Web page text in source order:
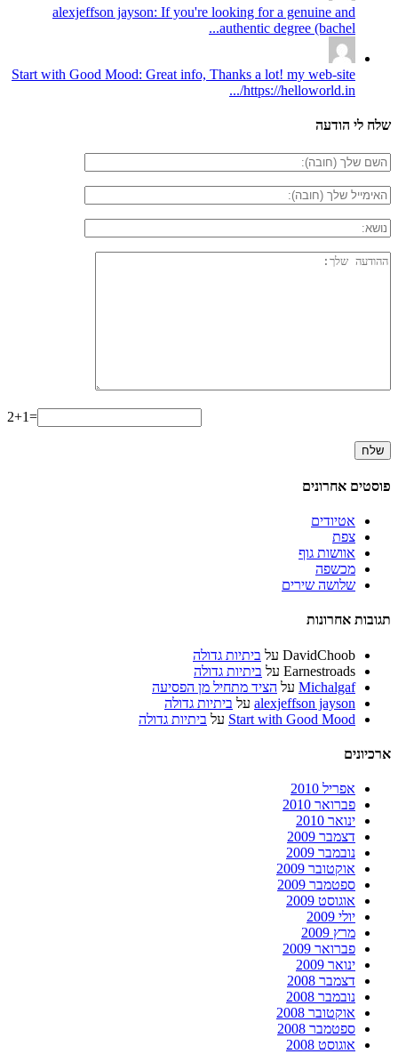
alexjeffson jayson: If you're looking for a genuine and
authentic degree (bachel...
Start with Good Mood: Great info, Thanks a lot! my web-site
https://helloworld.in/...
שלח לי הודעה
2+1=
פוסטים אחרונים
אטיודים
צפת
אוושות גוף
מכשפה
שלושה שירים
תגובות אחרונות
DavidChoob על ביתיות גדולה
Earnestroads על ביתיות גדולה
Michalgaf על הציד מתחיל מן הפסיעה
alexjeffson jayson על ביתיות גדולה
Start with Good Mood על ביתיות גדולה
ארכיונים
אפריל 2010
פברואר 2010
ינואר 2010
דצמבר 2009
נובמבר 2009
אוקטובר 2009
ספטמבר 2009
אוגוסט 2009
יולי 2009
מרץ 2009
פברואר 2009
ינואר 2009
דצמבר 2008
נובמבר 2008
אוקטובר 2008
ספטמבר 2008
אוגוסט 2008